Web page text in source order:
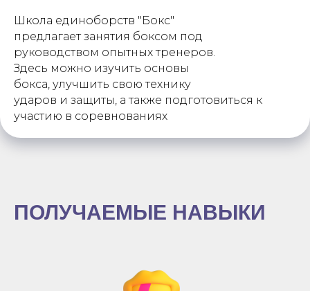
Школа единоборств "Бокс"
предлагает занятия боксом под
руководством опытных тренеров.
Здесь можно изучить основы
бокса, улучшить свою технику
ударов и защиты, а также подготовиться к
участию в соревнованиях
ПОЛУЧАЕМЫЕ НАВЫКИ